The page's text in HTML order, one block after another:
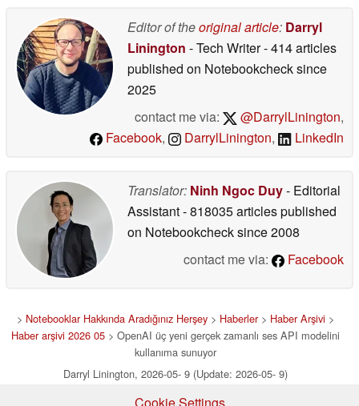
Editor of theoriginal article: Darryl
Linington - Tech Writer- 414 articles
published on Notebookchecksince
2025
contact me via:
@DarrylLinington,
Facebook, DarrylLinington, LinkedIn
Translator: Ninh Ngoc Duy- Editorial
Assistant- 818035 articles published
on Notebookchecksince 2008
contact me via:
Facebook
> Notebooklar Hakkında Aradığınız Herşey > Haberler> Haber Arşivi >
Haber arşivi 2026 05 > OpenAI üç yeni gerçek zamanlı ses API modelini
kullanıma sunuyor
Darryl Linington, 2026-05- 9 (Update: 2026-05- 9)
Cookie Settings